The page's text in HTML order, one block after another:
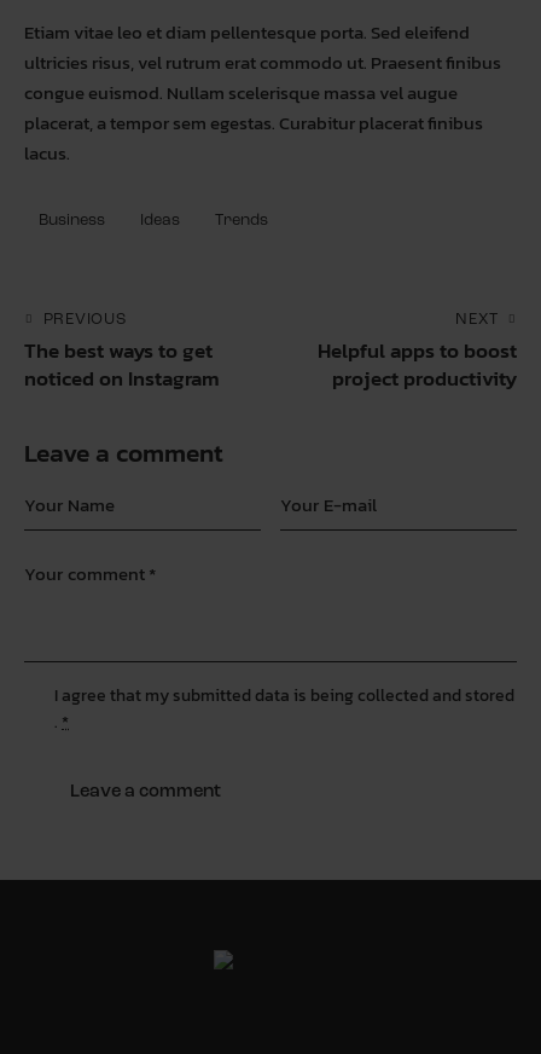
Etiam vitae leo et diam pellentesque porta. Sed eleifend
ultricies risus, vel rutrum erat commodo ut. Praesent finibus
congue euismod. Nullam scelerisque massa vel augue
placerat, a tempor sem egestas. Curabitur placerat finibus
lacus.
Business Ideas Trends
PREVIOUS
The best ways to get
noticed on Instagram
NEXT
Helpful apps to boost
project productivity
Leave a comment
I agree that my submitted data is being collected and stored
. *